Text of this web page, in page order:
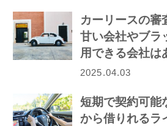
カーリースの審
甘い会社やブラ
用できる会社は
2025.04.03
短期で契約可能
から借りれるラ